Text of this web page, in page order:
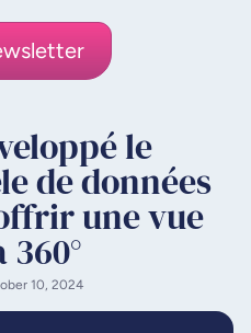
le
de données
une vue
10, 2024